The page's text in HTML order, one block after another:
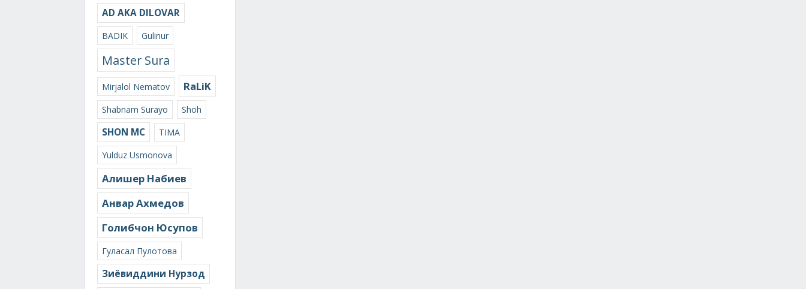
AD AKA DILOVAR
BADIK Gulinur
Master Sura
Mirjalol Nematov RaLiK
Shabnam Surayo Shoh
SHON MC
TIMA
Yulduz Usmonova
Алишер Набиев
Анвар Ахмедов
Голибчон Юсупов
Гуласал Пулотова
Зиёвиддини Нурзод